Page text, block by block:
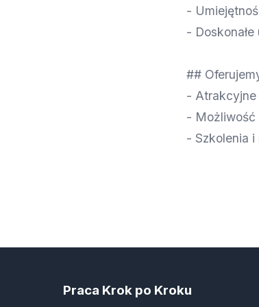
-
-
##
- Atrakcyjne
- Możliwość
- Szkolenia
Praca Krok po Kroku